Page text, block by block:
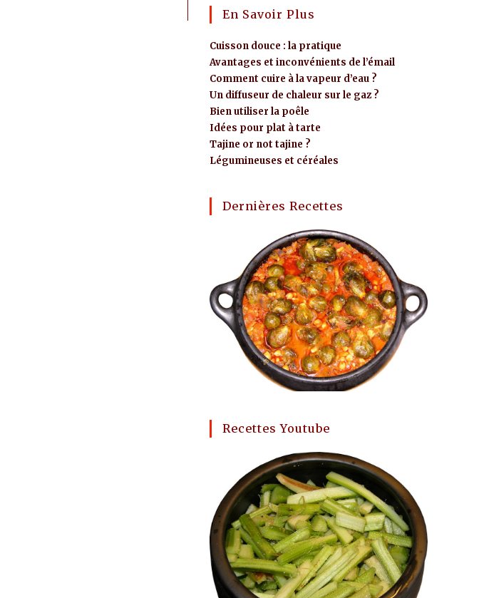
En Savoir Plus
Cuisson douce : la pratique
Avantages et inconvénients de l’émail
Comment cuire à la vapeur d’eau ?
Un diffuseur de chaleur sur le gaz ?
Bien utiliser la poêle
Idées pour plat à tarte
Tajine or not tajine ?
Légumineuses et céréales
Dernières Recettes
Recettes Youtube